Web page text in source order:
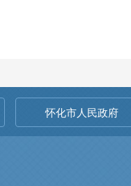
怀化市人民政府